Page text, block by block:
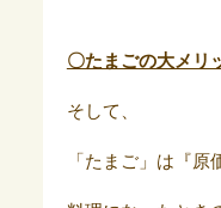
〇たまごの大メリ
そして、
「たまご」は『原